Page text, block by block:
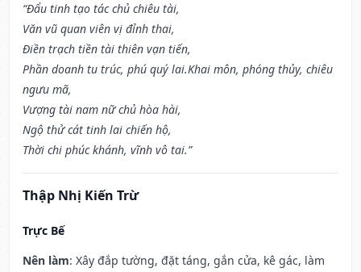
“Đẩu tinh tạo tác chủ chiêu tài,
Văn vũ quan viên vị đỉnh thai,
Điền trạch tiền tài thiên vạn tiến,
Phần doanh tu trúc, phú quý lai.Khai môn, phóng thủy, chiêu
ngưu mã,
Vượng tài nam nữ chủ hòa hài,
Ngộ thử cát tinh lai chiến hộ,
Thời chi phúc khánh, vĩnh vô tai.”
Thập Nhị Kiến Trừ
Trực Bế
Nên làm: Xây đắp tường, đặt táng, gắn cửa, kê gác, làm